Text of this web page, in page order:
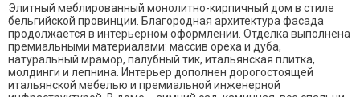
Элитный меблированный монолитно-кирпичный дом в стиле
бельгийской провинции. Благородная архитектура фасада
продолжается в интерьерном оформлении. Отделка выполнена
премиальными материалами: массив ореха и дуба,
натуральный мрамор, палубный тик, итальянская плитка,
молдинги и лепнина. Интерьер дополнен дорогостоящей
итальянской мебелью и премиальной инженерной